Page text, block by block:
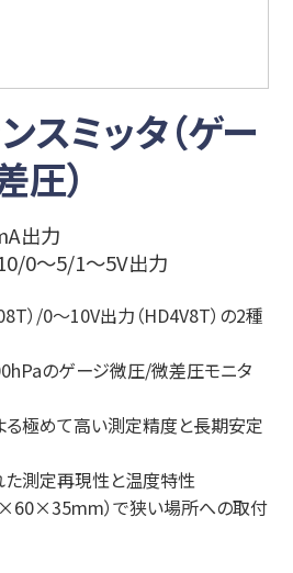
スミッタ（ゲー
圧）
出力
0～5/1～5V出力
）/0～10V出力（HD4V8T）の2種
のゲージ微圧/微差圧モニタ
極めて高い測定精度と長期安定
測定再現性と温度特性
）で狭い場所への取付